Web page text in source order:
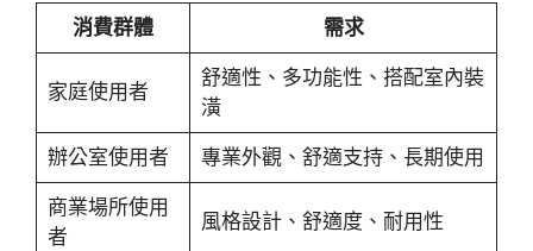
消費群體 需求
家庭使用者
舒適性、多功能性、搭配室內裝
潢
辦公室使用者 專業外觀、舒適支持、長期使用
商業場所使用
者
風格設計、舒適度、耐用性